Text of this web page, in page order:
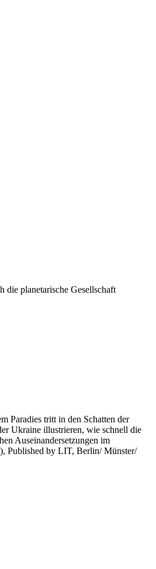
die planetarische Gesellschaft
Paradies tritt in den Schatten der
Ukraine illustrieren, wie schnell die
Auseinandersetzungen im
Published by LIT, Berlin/ Münster/